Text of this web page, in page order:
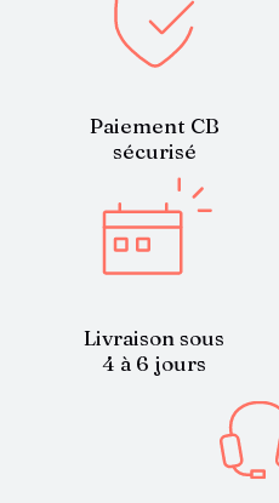
Paiement CB
sécurisé
Livraison sous
4 à 6 jours